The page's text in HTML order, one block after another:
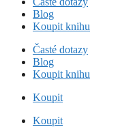
Blog
Koupit knihu
Časté dotazy
Blog
Koupit knihu
Koupit
Koupit